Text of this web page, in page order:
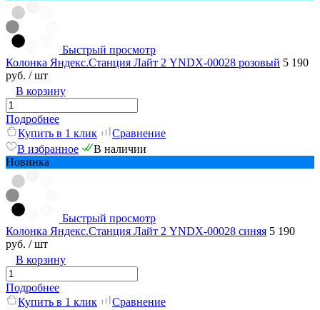
Быстрый просмотр
Колонка Яндекс.Станция Лайт 2 YNDX-00028 розовый 5 190
руб. / шт
В корзину
Подробнее
Купить в 1 клик
Сравнение
В избранное
В наличии
Новинка
Быстрый просмотр
Колонка Яндекс.Станция Лайт 2 YNDX-00028 синяя 5 190
руб. / шт
В корзину
Подробнее
Купить в 1 клик
Сравнение